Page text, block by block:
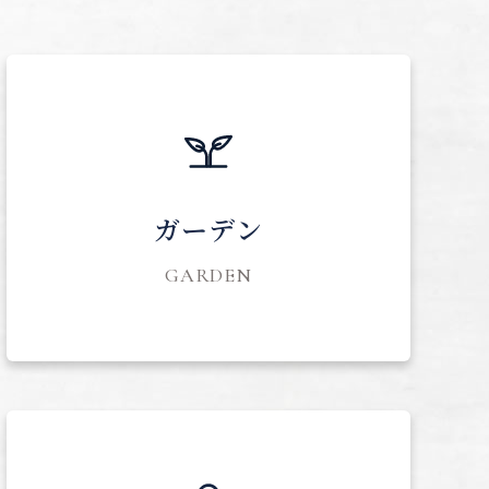
ガーデン
GARDEN